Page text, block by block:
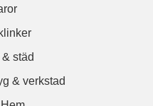
städ
& verkstad